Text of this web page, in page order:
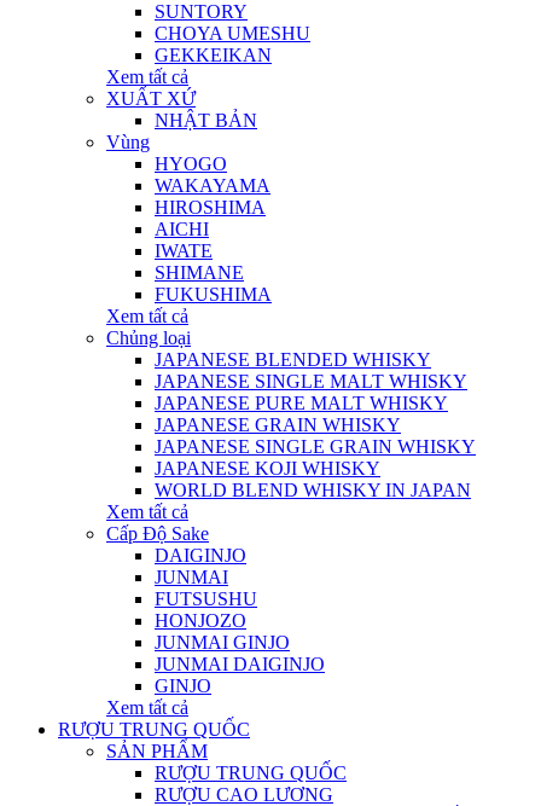
SUNTORY
CHOYA UMESHU
GEKKEIKAN
Xem tất cả
XUẤT XỨ
NHẬT BẢN
Vùng
HYOGO
WAKAYAMA
HIROSHIMA
AICHI
IWATE
SHIMANE
FUKUSHIMA
Xem tất cả
Chủng loại
JAPANESE BLENDED WHISKY
JAPANESE SINGLE MALT WHISKY
JAPANESE PURE MALT WHISKY
JAPANESE GRAIN WHISKY
JAPANESE SINGLE GRAIN WHISKY
JAPANESE KOJI WHISKY
WORLD BLEND WHISKY IN JAPAN
Xem tất cả
Cấp Độ Sake
DAIGINJO
JUNMAI
FUTSUSHU
HONJOZO
JUNMAI GINJO
JUNMAI DAIGINJO
GINJO
Xem tất cả
RƯỢU TRUNG QUỐC
SẢN PHẨM
RƯỢU TRUNG QUỐC
RƯỢU CAO LƯƠNG